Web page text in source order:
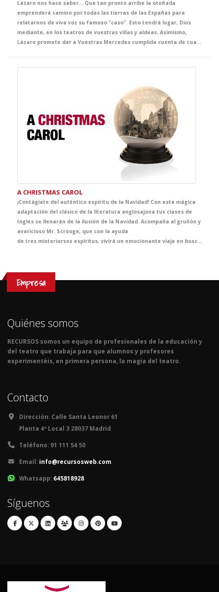
Lázaro nos hace saber… Que tan pronto arribe la otoñada
emprenderá camino por todas las tierras de las Españas para
relatarnos de viva voz su famoso "caso". Esto tendrá lugar, Dios
mediante, en los teatros de vuestras villas y aldeas. Asimismo,
Lázaro promete dar a Vuestras Mercedes cumplida cuenta de cuantas fortunas y adversidades le acontecieron, bien es verdad que pocas y breves fueron las primeras y cuantiosas y muy penosas las segundas. Lázaro confía que del conocimiento de tan triste y divertida historia sepan extraer Vuestras Mercedes y, muy principalmente, vuestros discípulos, tanto el buen juicio que les ayude a evitar los malos senderos y los malos compañeros, como la cristiana compasión y la inmerecida generosidad que precisa su muy hambrienta persona. Quedando agradecido de ser considerado dentro del ciclo GRANDES, con tan notables figuras.
A CHRISTMAS CAROL
¡Contágiate del auténtico espíritu de la Navidad! Con esta mágica
adaptación del clásico de la literatura anglosajona tus clases de
Inglés se llenarán de la ilusión de la Navidad. Acompaña al gruñón y
avaricioso Mr. Scrooge, que con la ayuda
de tres misteriorsos espíritus, vivirá un emocionante viaje en busca del auténtico sentido de la Navidad. El clásico más representado de Dickens se convertirá en la propuesta infalible de tus clases de Inglés y, sin duda, en el mejor regalo que no puede faltar en vuestra agenda de actividades navideñas.
Empresa
Quiénes somos
RECURSOS somos un equipo de profesionales de la educación y
del teatro que trabaja para que alumnos y profesores
experimentéis, en primera persona, la magia del teatro.
Contacto
Dirección: Calle Santa Leonor 61
Planta 4º Local 3 28037 Madrid
Teléfono: 91 111 54 50
Email: info@recursosweb.com
Whatsapp: 645818928
Síguenos